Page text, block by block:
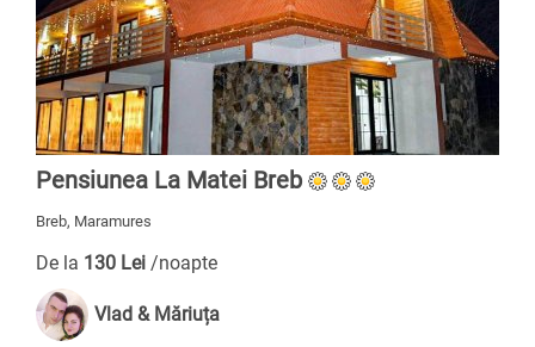
Pensiunea La Matei Breb
Breb, Maramures
De la 130 Lei /noapte
Vlad & Măriuța